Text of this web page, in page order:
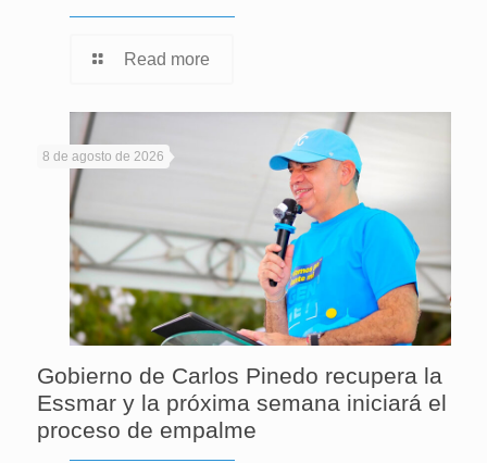
Read more
8 de agosto de 2026
Gobierno de Carlos Pinedo recupera la
Essmar y la próxima semana iniciará el
proceso de empalme